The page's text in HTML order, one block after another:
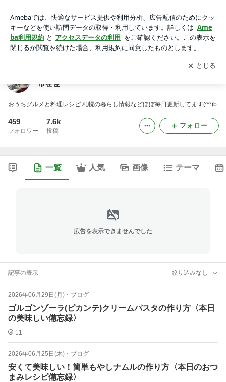
2ページ目アプリをダウンロードして ブログの更新通知
を受け取りまし
ょう。
開く
市在住
おうちグルメと料理レシピ 札幌の暮らし情報などほぼ毎日更新してます(^^)b
459
フォロワー
7.6k
投稿
フォロー
一覧 人気 画像 テーマ
広告を表示できませんでした
記事の表示 絞り込みなし
2026年06月29日(月) ・ ブログ
ゴルゴンゾーラ(ピカンテ)クリームパスタの作り方〈本日
の美味しい備忘録〉
11
2026年06月25日(木) ・ ブログ
安くて美味しい！簡単もやしナムルの作り方〈本日のおつ
まみレシピ備忘録〉